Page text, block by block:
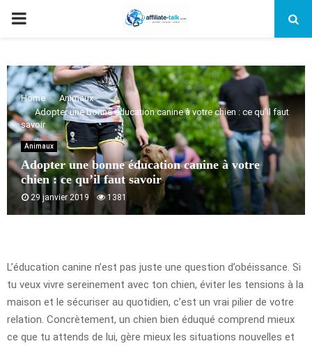
PRIMARY
Home
Animaux
Adopter une bonne éducation canine à votre chien : ce qu’il faut
savoir
Animaux
Adopter une bonne éducation canine à votre
chien : ce qu’il faut savoir
29 janvier 2019 1381
L’éducation canine n’est pas juste une question d’obéissance. Si
tu veux vivre sereinement avec ton chien, éviter les tensions à la
maison et le sécuriser au quotidien, c’est un vrai pilier de votre
relation. Concrètement, un chien bien éduqué comprend mieux
ce que tu attends de lui, gère mieux les situations nouvelles et